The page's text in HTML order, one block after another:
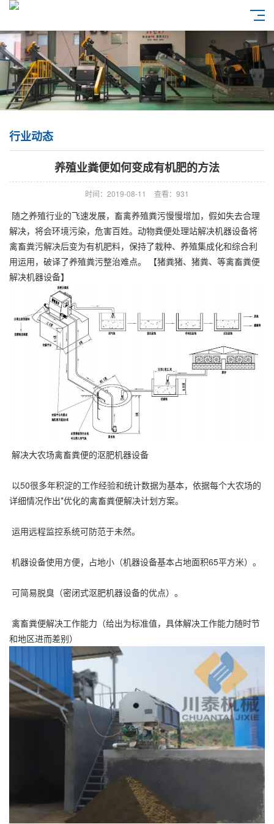
行业动态
养殖业粪便如何变成有机肥的方法
时间：2019-08-11 查看：931
随之养殖行业的飞速发展，畜禽养殖粪污慢慢增加，假如失去合理
解决，将会环境污染，危害百姓。动物粪便处理站解决机器设备将
禽畜粪污解决后变为有机肥料，保持了栽种、养殖集成化和综合利
用运用，破译了养殖粪污整治难点。 【猪粪猪、猪粪、等禽畜粪便
解决机器设备】
解决大农场禽畜粪便的沤肥机器设备
以50很多年积淀的工作经验和统计数据为基本，依据每个大农场的
详细情况作出*优化的禽畜粪便解决计划方案。
运用远程监控系统可防范于未然。
机器设备使用方便，占地小（机器设备基本占地面积65平方米）。
可简易脱臭（密闭式沤肥机器设备的优点）。
禽畜粪便解决工作能力（给出为标准值，具体解决工作能力随时节
和地区进而差别）